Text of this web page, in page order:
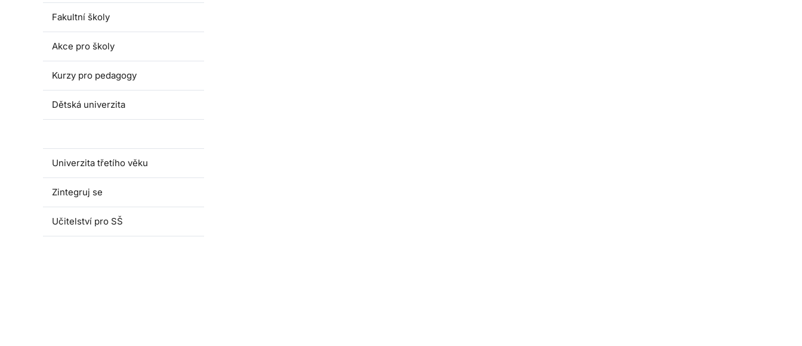
Fakultní školy
Akce pro školy
Kurzy pro pedagogy
Dětská univerzita
Univerzita třetího věku
Zintegruj se
Učitelství pro SŠ